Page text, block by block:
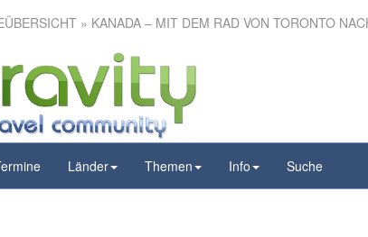
» KANADA – MIT DEM RAD VON TORONTO
Länder Themen Info Suche
– Mit dem Rad
nach